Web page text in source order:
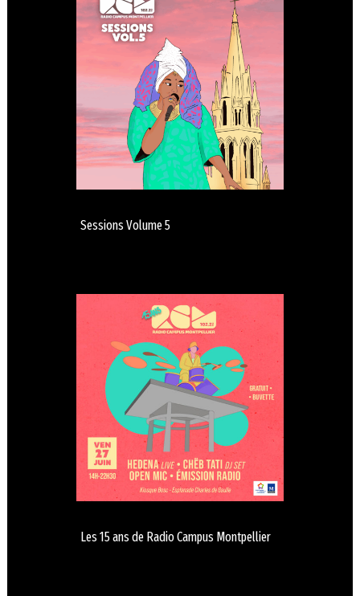
Sessions Volume 5
Les 15 ans de Radio Campus Montpellier